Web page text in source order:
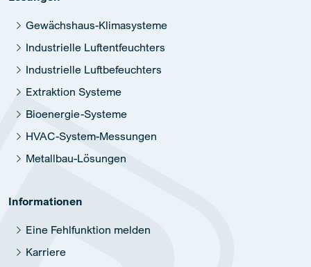
Gewächshaus-Klimasysteme
Industrielle Luftentfeuchters
Industrielle Luftbefeuchters
Extraktion Systeme
Bioenergie-Systeme
HVAC-System-Messungen
Metallbau-Lösungen
Informationen
Eine Fehlfunktion melden
Karriere